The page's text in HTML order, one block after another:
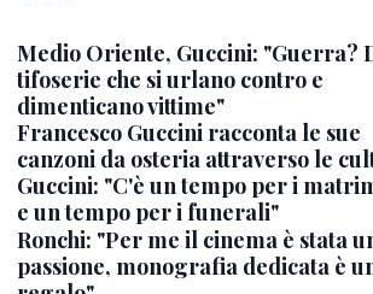
Medio Oriente, Guccini: "Guerra?
tifoserie che si urlano contro e
dimenticano vittime"
Francesco Guccini racconta le sue
canzoni da osteria attraverso le
Guccini: "C'è un tempo per i
e un tempo per i funerali"
Ronchi: "Per me il cinema è stata
passione, monografia dedicata è